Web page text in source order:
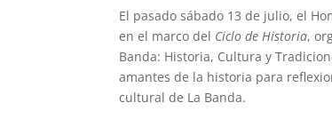
El pasado sábado 13 de julio, el
en el marco del Ciclo de Historia,
Banda: Historia, Cultura y
amantes de la historia para
cultural de La Banda.